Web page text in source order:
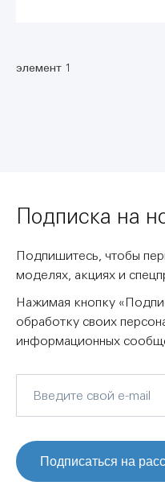
элемент 1
Подписка на
Подпишитесь, чтобы
моделях, акциях и
Нажимая кнопку
обработку своих
информационных
Подписаться на